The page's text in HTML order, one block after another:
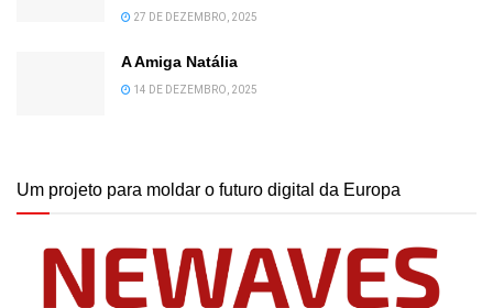
27 DE DEZEMBRO, 2025
A Amiga Natália
14 DE DEZEMBRO, 2025
Um projeto para moldar o futuro digital da Europa